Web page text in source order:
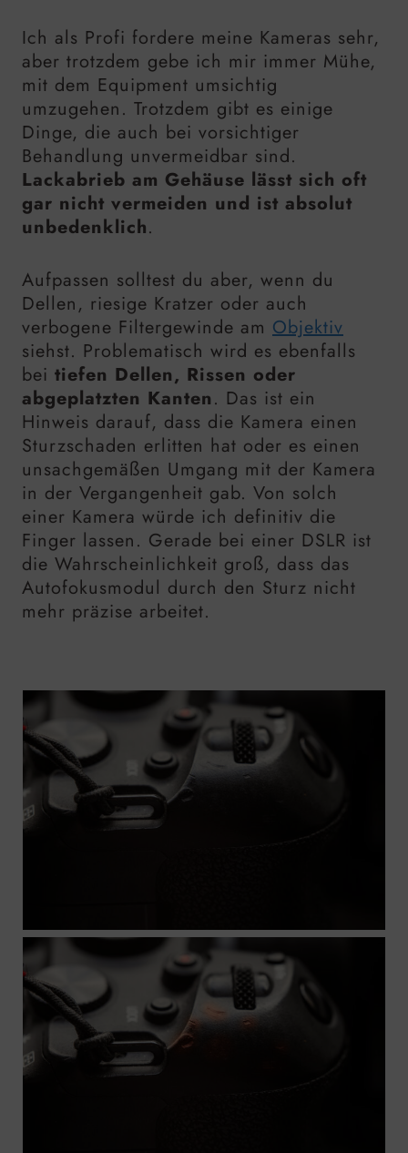
Ich als Profi fordere meine Kameras sehr,
aber trotzdem gebe ich mir immer Mühe,
mit dem Equipment umsichtig
umzugehen. Trotzdem gibt es einige
Dinge, die auch bei vorsichtiger
Behandlung unvermeidbar sind.
Lackabrieb am Gehäuse lässt sich oft
gar nicht vermeiden und ist absolut
unbedenklich.
Aufpassen solltest du aber, wenn du
Dellen, riesige Kratzer oder auch
verbogene Filtergewinde am Objektiv
siehst. Problematisch wird es ebenfalls
bei tiefen Dellen, Rissen oder
abgeplatzten Kanten. Das ist ein
Hinweis darauf, dass die Kamera einen
Sturzschaden erlitten hat oder es einen
unsachgemäßen Umgang mit der Kamera
in der Vergangenheit gab. Von solch
einer Kamera würde ich definitiv die
Finger lassen. Gerade bei einer DSLR ist
die Wahrscheinlichkeit groß, dass das
Autofokusmodul durch den Sturz nicht
mehr präzise arbeitet.